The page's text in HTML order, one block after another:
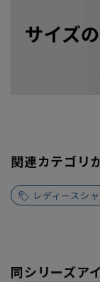
関連カテゴリ
レディースシ
同シリーズア